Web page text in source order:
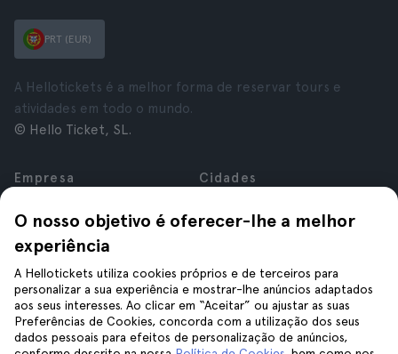
PRT (EUR)
A Hellotickets é a melhor forma de reservar tours e
atividades em todo o mundo.
© Hello Ticket, SL.
Empresa
Carreiras
Afiliados
Avaliações
Privacidade
Termos e Condições
Aviso Legal
Cidades
Roma
Londres
Granada
Cracóvia
Tenerife
O nosso objetivo é oferecer-lhe a melhor
experiência
A Hellotickets utiliza cookies próprios e de terceiros para
personalizar a sua experiência e mostrar-lhe anúncios adaptados
aos seus interesses. Ao clicar em “Aceitar” ou ajustar as suas
Preferências de Cookies, concorda com a utilização dos seus
dados pessoais para efeitos de personalização de anúncios,